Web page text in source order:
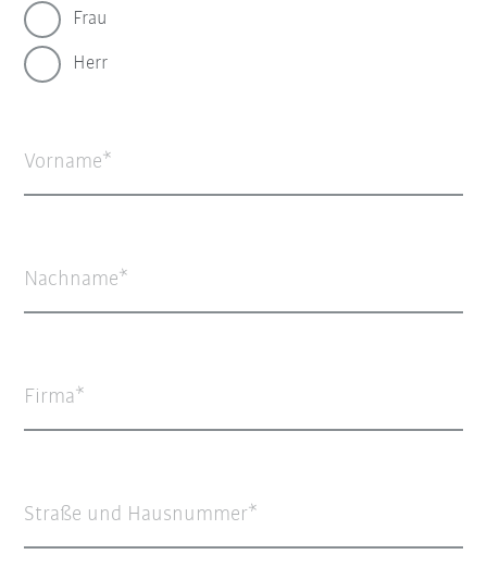
Frau
Herr
Vorname
Nachname
Firma
Straße und Hausnummer